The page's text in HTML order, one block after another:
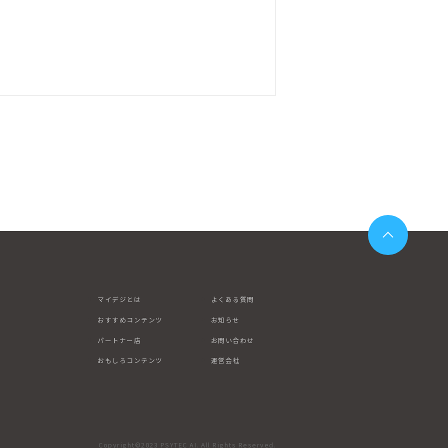
マイデジとは よくある質問
おすすめコンテンツ お知らせ
パートナー店 お問い合わせ
おもしろコンテンツ 運営会社
Copyright©2023 PSYTEC AI. All Rights Reserved.